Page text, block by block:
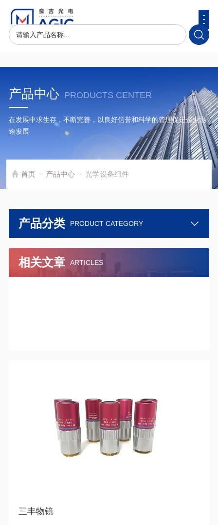
产品中心 PRODUCTS CENTER
在发展中求生存，不断完善，以良好信誉和科学的管理促进企业迅
速发展
首页 - 产品中心 - 光学设备组件
产品分类 PRODUCT CATEGORY
相关文章 ARTICLES
三丰物镜